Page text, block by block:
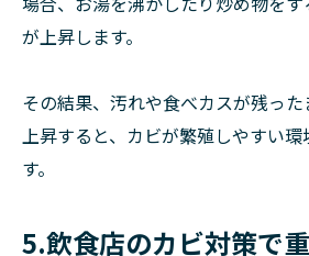
が上昇します。
その結果、汚れや食べカスが残っ
上昇すると、カビが繁殖しやすい環
す。
5.飲食店のカビ対策で